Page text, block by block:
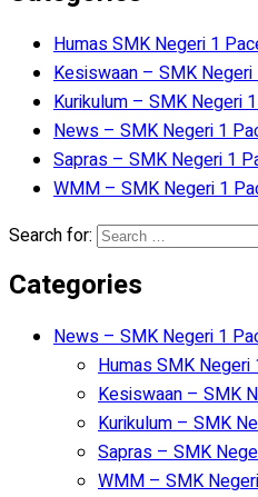
Humas SMK Negeri 1
Kesiswaan – SMK
Kurikulum – SMK Negeri
News – SMK Negeri 1
Sapras – SMK Negeri 1
WMM – SMK Negeri 1
Search for:
Categories
News – SMK Negeri 1
Humas SMK Negeri
Kesiswaan – SMK
Kurikulum – SMK
Sapras – SMK
WMM – SMK